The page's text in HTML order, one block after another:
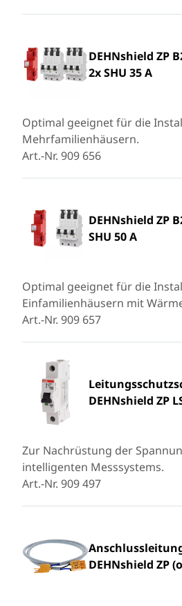
DEHNshield ZP
2x SHU 35 A
Optimal geeignet für die
Mehrfamilienhäusern.
Art.-Nr. 909 656
DEHNshield ZP
SHU 50 A
Optimal geeignet für die
Einfamilienhäusern mit
Art.-Nr. 909 657
DEHNshield ZP
Zur Nachrüstung der
intelligenten Messsystems.
Art.-Nr. 909 497
DEHNshield ZP